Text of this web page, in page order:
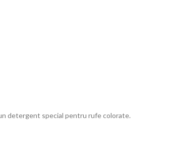
detergent special pentru rufe colorate.